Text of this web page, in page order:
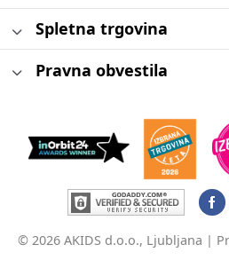
Spletna trgovina
Pravna obvestila
© 2026 AKIDS d.o.o., Ljubljana |